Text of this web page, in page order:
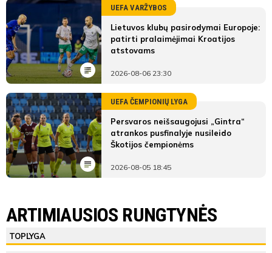
UEFA VARŽYBOS
Lietuvos klubų pasirodymai Europoje:
patirti pralaimėjimai Kroatijos
atstovams
2026-08-06 23:30
UEFA ČEMPIONIŲ LYGA
Persvaros neišsaugojusi „Gintra“
atrankos pusfinalyje nusileido
Škotijos čempionėms
2026-08-05 18:45
ARTIMIAUSIOS RUNGTYNĖS
TOPLYGA